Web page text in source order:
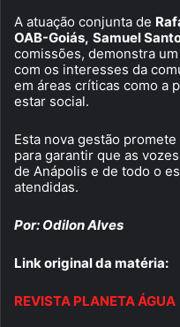
A atuação conjunta de
OAB-Goiás, Samuel
comissões, demonstra
com os interesses da
em áreas críticas como a
estar social.
Esta nova gestão
para garantir que as
de Anápolis e de todo o
atendidas.
Por: Odilon Alves
Link original da matéria:
REVISTA PLANETA ÁGUA